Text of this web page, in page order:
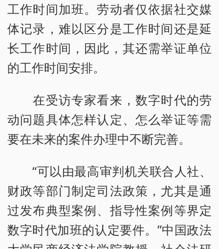
工作时间加班。劳动者仅依据社交媒
体记录，难以区分是工作时间还是延
长工作时间，因此，其还需举证单位
的工作时间安排。
在受访专家看来，数字时代的劳
动问题具体怎样认定、怎么举证等需
要在未来的案件办理中不断完善。
“可以由最高审判机关联合人社、
财政等部门制定司法政策，尤其是通
过发布典型案例、指导性案例等界定
数字时代加班的认定要件。”中国政法